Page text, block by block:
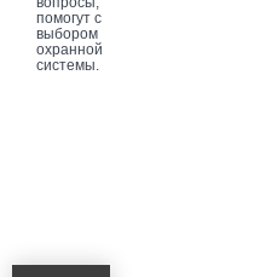
помогут с
выбором
охранной
системы.